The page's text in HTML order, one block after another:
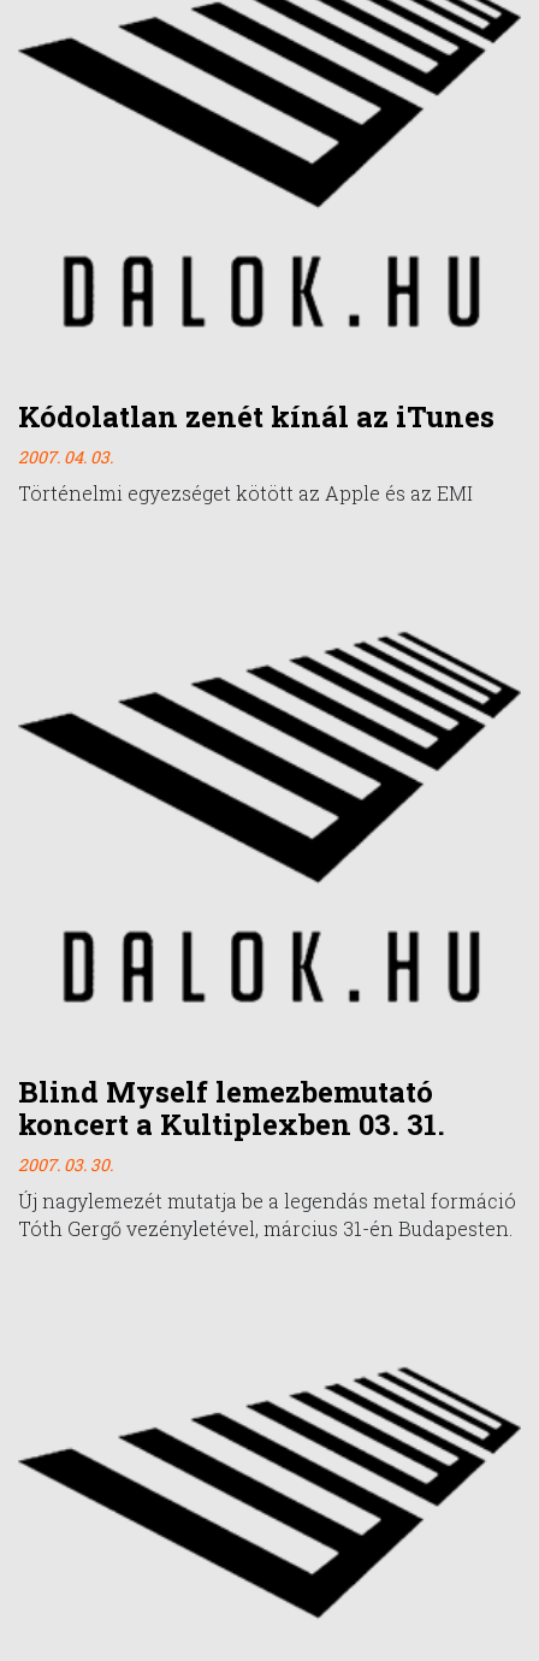
Kódolatlan zenét kínál az iTunes
2007. 04. 03.
Történelmi egyezséget kötött az Apple és az EMI
Blind Myself lemezbemutató
koncert a Kultiplexben 03. 31.
2007. 03. 30.
Új nagylemezét mutatja be a legendás metal formáció
Tóth Gergő vezényletével, március 31-én Budapesten.